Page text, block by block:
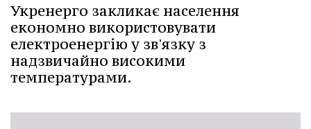
Укренерго закликає населення
економно використовувати
електроенергію у зв'язку з
надзвичайно високими
температурами.